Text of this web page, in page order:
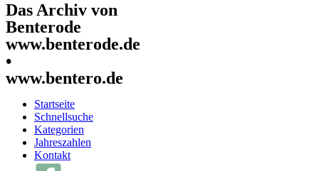
Das Archiv von
Benterode
www.benterode.de
•
www.bentero.de
Startseite
Schnellsuche
Kategorien
Jahreszahlen
Kontakt